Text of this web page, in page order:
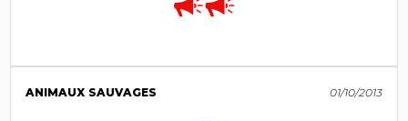
ANIMAUX SAUVAGES 01/10/2013